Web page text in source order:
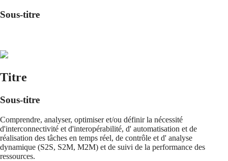
Sous-titre
Titre
Sous-titre
Comprendre, analyser, optimiser et/ou définir la nécessité
d'interconnectivité et d'interopérabilité, d' automatisation et de
réalisation des tâches en temps réel, de contrôle et d' analyse
dynamique (S2S, S2M, M2M) et de suivi de la performance des
ressources.